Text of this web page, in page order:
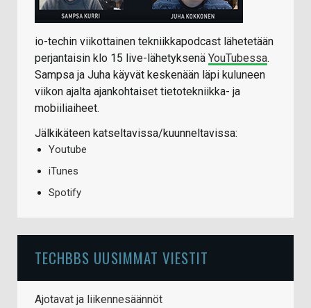
io-techin viikottainen tekniikkapodcast lähetetään
perjantaisin klo 15 live-lähetyksenä YouTubessa.
Sampsa ja Juha käyvät keskenään läpi kuluneen
viikon ajalta ajankohtaiset tietotekniikka- ja
mobiiliaiheet.
Jälkikäteen katseltavissa/kuunneltavissa:
Youtube
iTunes
Spotify
TECHBBS UUSIMMAT VIESTIT
Ajotavat ja liikennesäännöt